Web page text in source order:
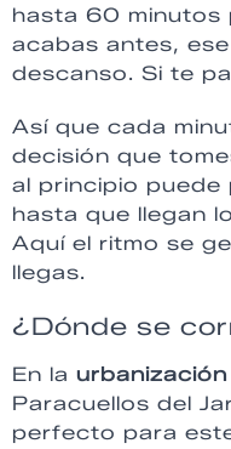
hasta 60 minutos
acabas antes,
descanso. Si te
Así que cada
decisión que
al principio puede
hasta que llegan
Aquí el ritmo se
llegas.
¿Dónde se
En la
Paracuellos del
perfecto para